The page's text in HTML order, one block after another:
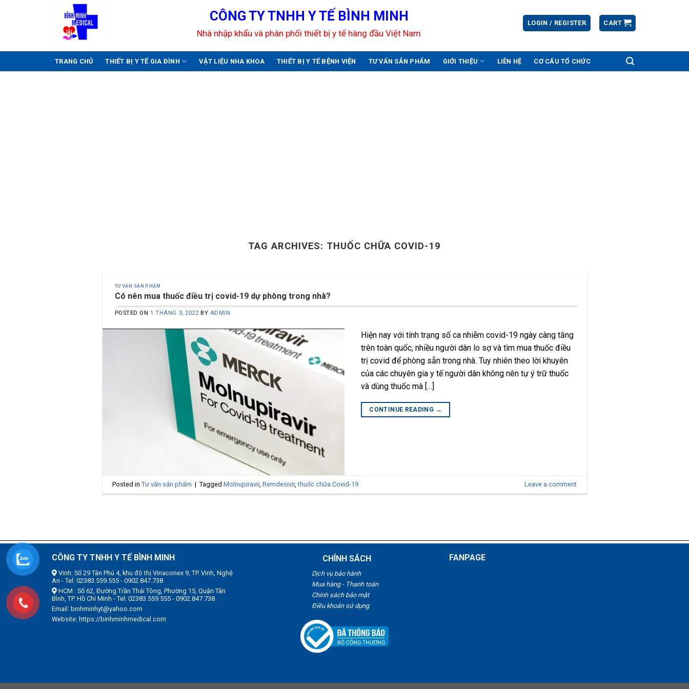
CÔNG TY TNHH Y TẾ BÌNH MINH
Nhà nhập khẩu và phân phối thiết bị y tế hàng đầu Việt Nam
LOGIN / REGISTER CART
TRANG CHỦ THIẾT BỊ Y TẾ GIA ĐÌNH VẬT LIỆU NHA KHOA THIẾT BỊ Y TẾ BỆNH VIỆN TƯ VẤN SẢN PHẨM GIỚI THIỆU LIÊN HỆ CƠ CẤU TỔ CHỨC
TAG ARCHIVES: THUỐC CHỮA COVID-19
TƯ VẤN SẢN PHẨM
Có nên mua thuốc điều trị covid-19 dự phòng trong nhà?
POSTED ON1 THÁNG 3, 2022BY ADMIN
Hiện nay với tính trạng số ca nhiễm covid-19 ngày càng tăng
trên toàn quốc, nhiều người dân lo sợ và tìm mua thuốc điều
trị covid để phòng sẵn trong nhà. Tuy nhiên theo lời khuyên
của các chuyên gia y tế người dân không nên tự ý trữ thuốc
và dùng thuốc mà […]
CONTINUE READING →
Posted in Tư vấn sản phẩm | Tagged Molnupiravir, Remdesivir,thuốc chữa Covid-19 Leave a comment
CÔNG TY TNHH Y TẾ BÌNH MINH
Vinh: Số 29 Tân Phú 4, khu đô thị Vinaconex 9, TP. Vinh, Nghệ
An - Tel: 02383.559.555 - 0902.847.738
HCM : Số 62, Đường Trần Thái Tông, Phường 15, Quận Tân
Bình, TP. Hồ Chí Minh - Tel: 02383.559.555 - 0902.847.738
Email: binhminhyt@yahoo.com
Website: https://binhminhmedical.com
CHÍNH SÁCH
Dịch vụ bảo hành
Mua hàng - Thanh toán
Chính sách bảo mật
Điều khoản sử dụng
FANPAGE